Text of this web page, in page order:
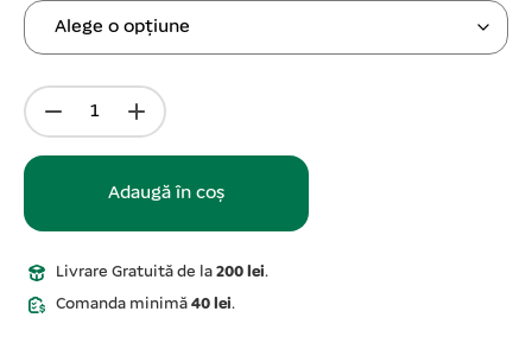
Adaugă în coș
Livrare Gratuită de la 200 lei.
Comanda minimă 40 lei.